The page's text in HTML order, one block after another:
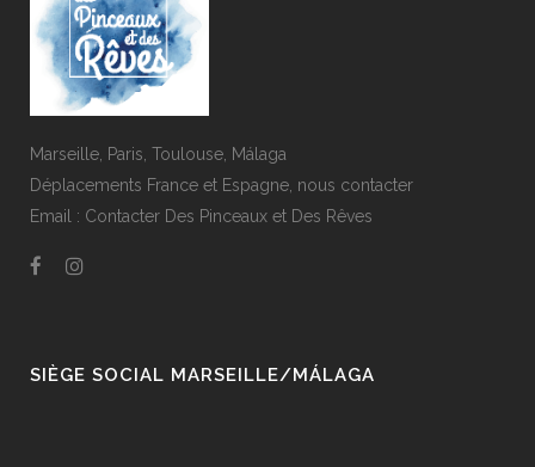
Marseille, Paris, Toulouse, Málaga
Déplacements France et Espagne, nous contacter
Email : Contacter Des Pinceaux et Des Rêves
SIÈGE SOCIAL MARSEILLE/MÁLAGA